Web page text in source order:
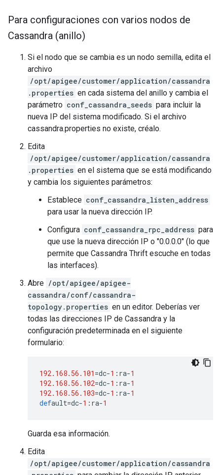
Para configuraciones con varios nodos de
Cassandra (anillo)
Si el nodo que se cambia es un nodo semilla, edita el
archivo
/opt/apigee/customer/application/cassandra
.properties en cada sistema del anillo y cambia el
parámetro conf_cassandra_seeds para incluir la
nueva IP del sistema modificado. Si el archivo
cassandra.properties no existe, créalo.
Edita
/opt/apigee/customer/application/cassandra
.properties en el sistema que se está modificando
y cambia los siguientes parámetros:
Establece conf_cassandra_listen_address
para usar la nueva dirección IP.
Configura conf_cassandra_rpc_address para
que use la nueva dirección IP o "0.0.0.0" (lo que
permite que Cassandra Thrift escuche en todas
las interfaces).
Abre /opt/apigee/apigee-
cassandra/conf/cassandra-
topology.properties en un editor. Deberías ver
todas las direcciones IP de Cassandra y la
configuración predeterminada en el siguiente
formulario:
192.168.56.101 =dc-1 : ra-1
192.168.56.102=dc-1 : ra-1
192.168.56.103=dc-1 : ra-1
default=dc-1 : ra-1
Guarda esa información.
Edita
/opt/apigee/customer/application/cassandra